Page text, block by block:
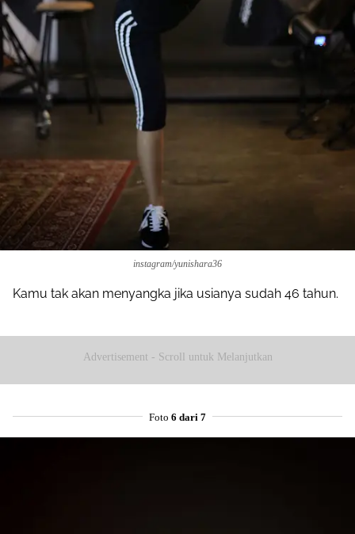
instagram/yunishara36
Kamu tak akan menyangka jika usianya sudah 46 tahun.
Advertisement - Scroll untuk Melanjutkan
Foto 6 dari 7